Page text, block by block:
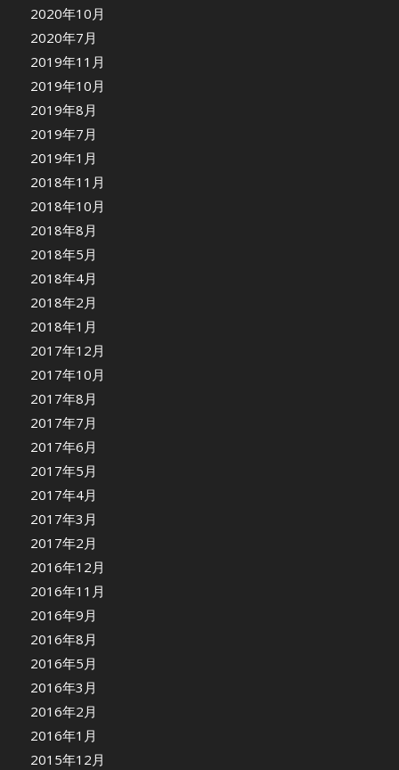
2020年10月
2020年7月
2019年11月
2019年10月
2019年8月
2019年7月
2019年1月
2018年11月
2018年10月
2018年8月
2018年5月
2018年4月
2018年2月
2018年1月
2017年12月
2017年10月
2017年8月
2017年7月
2017年6月
2017年5月
2017年4月
2017年3月
2017年2月
2016年12月
2016年11月
2016年9月
2016年8月
2016年5月
2016年3月
2016年2月
2016年1月
2015年12月